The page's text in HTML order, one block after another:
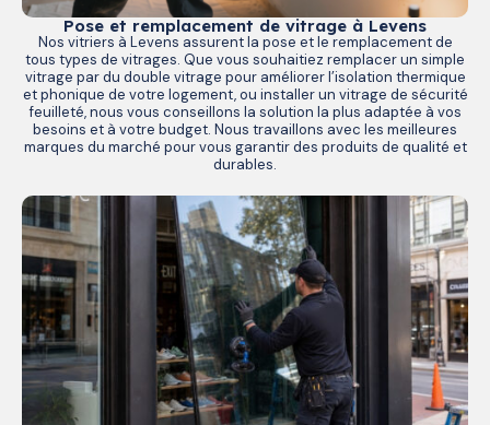
Pose et remplacement de vitrage à Levens
Nos vitriers à Levens assurent la pose et le remplacement de
tous types de vitrages. Que vous souhaitiez remplacer un simple
vitrage par du double vitrage pour améliorer l’isolation thermique
et phonique de votre logement, ou installer un vitrage de sécurité
feuilleté, nous vous conseillons la solution la plus adaptée à vos
besoins et à votre budget. Nous travaillons avec les meilleures
marques du marché pour vous garantir des produits de qualité et
durables.